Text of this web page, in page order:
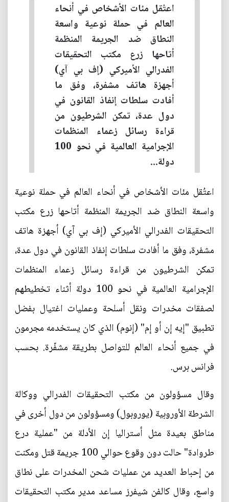
اعتُقل مئات الأشخاص في أنحاء
العالم في حملة نوعية واسعة
النطاق ضد الجريمة المنظمة
أتاحها زرع مكتب التحقيقات
الفدرالي الأميركي (إف بي آي)
أجهزة هاتف مشفرة، وفق ما
أفادت سلطات إنفاذ القانون في
دول عدة، تمكن الشرطيون من
قراءة رسائل زعماء المنظمات
الإجرامية العالمية في نحو 100
دولة...
اعتُقل مئات الأشخاص في أنحاء العالم في حملة نوعية
واسعة النطاق ضد الجريمة المنظمة أتاحها زرع مكتب
التحقيقات الفدرالي الأميركي (إف بي آي) أجهزة هاتف
مشفرة، وفق ما أفادت سلطات إنفاذ القانون في دول عدة،
تمكن الشرطيون من قراءة رسائل زعماء المنظمات
الإجرامية العالمية في نحو 100 دولة أثناء تخطيطهم
لصفقات مخدرات ونقل أسلحة وعمليات اغتيال بفضل
تطبيق "إيه إن أو إم" (إنوم) الذي كان يستخدمه مجرمون
في جميع أنحاء العالم للتواصل بطريقة مشفّرة. بحسب
فرانس برس.
وقال مسؤولون من مكتب التحقيقات الفدرالي ووكالة
الشرطة الأوروبية (يوروبول) ومسؤولون من دول أخرى في
مناطق بعيدة مثل أستراليا إن الأدلة من "عملية درع
طروادة" حالت دون وقوع حوالي 100 جريمة قتل ومكنت
من إحباط العديد من عمليات شحن المخدرات على نطاق
واسع، وقال كالفن شيفرز مساعد مدير مكتب التحقيقات